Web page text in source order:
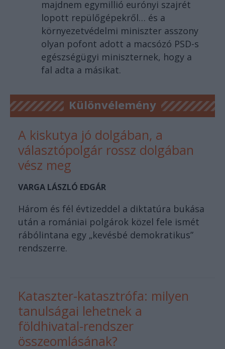
majdnem egymillió eurónyi szajrét
lopott repülőgépekről… és a
környezetvédelmi miniszter asszony
olyan pofont adott a macsózó PSD-s
egészségügyi miniszternek, hogy a
fal adta a másikat.
Különvélemény
A kiskutya jó dolgában, a
választópolgár rossz dolgában
vész meg
VARGA LÁSZLÓ EDGÁR
Három és fél évtizeddel a diktatúra bukása
után a romániai polgárok közel fele ismét
rábólintana egy „kevésbé demokratikus”
rendszerre.
Kataszter-katasztrófa: milyen
tanulságai lehetnek a
földhivatal-rendszer
összeomlásának?